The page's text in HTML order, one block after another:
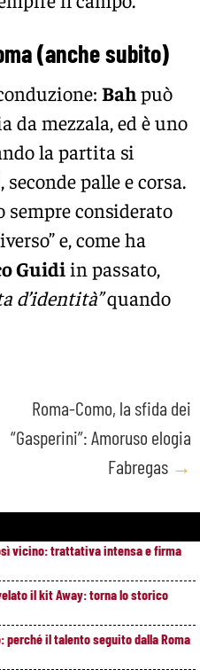
(anche subito)
Bahpuò
da mezzala, ed è uno
la partita si
palle e corsa.
sempre considerato
e, come ha
Guidiin passato,
d’identità”quando
Roma-Como, la sfida dei
“Gasperini”: Amoruso elogia
Fabregas →
vicino: trattativa intensa e firma
il kit Away: torna lo storico
perché il talento seguito dalla Roma